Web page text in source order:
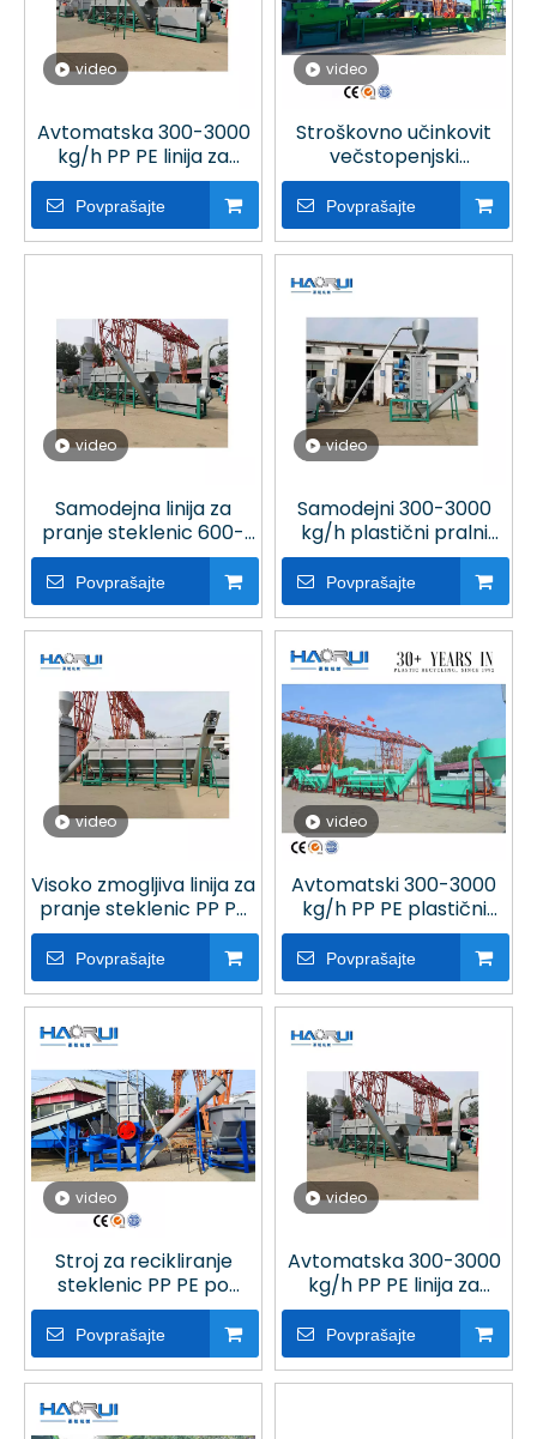
video
Avtomatska 300-3000
kg/h PP PE linija za
pranje steklenic za
obrat za recikliranje
plastike
Povprašajte
video
Stroškovno učinkovit
večstopenjski
avtomatski stroj za
recikliranje PP PE
steklenic
Povprašajte
video
Samodejna linija za
pranje steklenic 600-
2000 kg/h Pp Pe v
obratu za recikliranje
plastike
Povprašajte
video
Samodejni 300-3000
kg/h plastični pralni
stroj v obratu za
recikliranje plastike
Povprašajte
video
Visoko zmogljiva linija za
pranje steklenic PP PE
za obrat za recikliranje
plastike
Povprašajte
video
Avtomatski 300-3000
kg/h PP PE plastični
stroj za recikliranje
steklenic v obratu
Povprašajte
video
Stroj za recikliranje
steklenic PP PE po
konkurenčni ceni 300-
3000 kg v obratu za
predelavo plastike
Povprašajte
video
Avtomatska 300-3000
kg/h PP PE linija za
pranje steklenic Obrat
za recikliranje plastike
Povprašajte